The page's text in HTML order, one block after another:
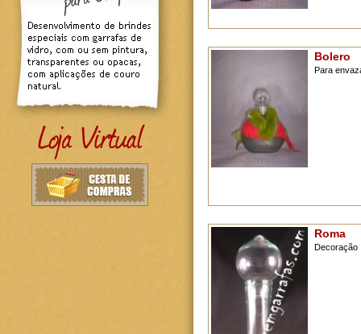
Bolero
Para
Roma
Decoração